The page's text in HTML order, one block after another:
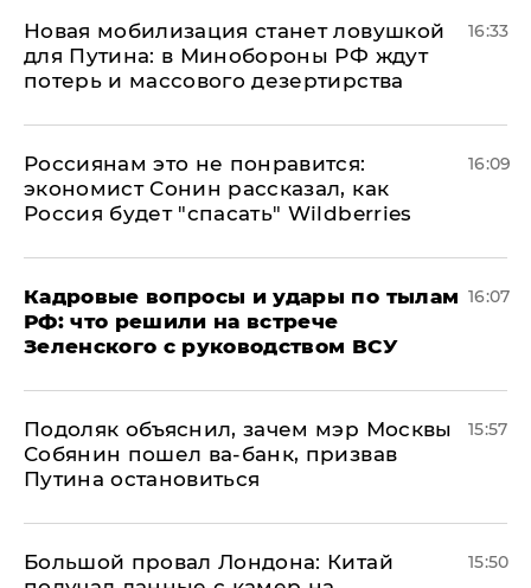
​Новая мобилизация станет ловушкой
для Путина: в Минобороны РФ ждут
потерь и массового дезертирства
16:33
Россиянам это не понравится:
экономист Сонин рассказал, как
Россия будет "спасать" Wildberries
16:09
Кадровые вопросы и удары по тылам
РФ: что решили на встрече
Зеленского с руководством ВСУ
16:07
Подоляк объяснил, зачем мэр Москвы
Собянин пошел ва-банк, призвав
Путина остановиться
15:57
Большой провал Лондона: Китай
15:50